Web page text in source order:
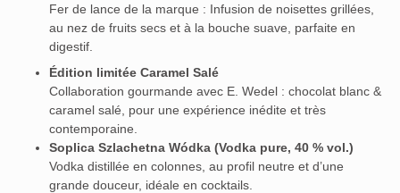
Fer de lance de la marque : Infusion de noisettes grillées,
au nez de fruits secs et à la bouche suave, parfaite en
digestif.
Édition limitée Caramel Salé
Collaboration gourmande avec E. Wedel : chocolat blanc &
caramel salé, pour une expérience inédite et très
contemporaine.
Soplica Szlachetna Wódka (Vodka pure, 40 % vol.)
Vodka distillée en colonnes, au profil neutre et d’une
grande douceur, idéale en cocktails.